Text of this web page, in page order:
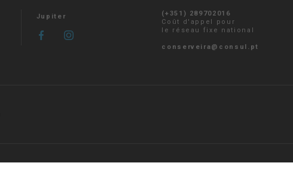
Jupiter
(+351) 289702016
Coût d'appel pour
le réseau fixe national
conserveira@consul.pt